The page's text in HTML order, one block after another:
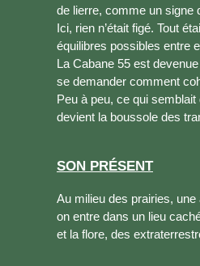
de lierre, comme un signe
Ici, rien n’était figé. Tout
équilibres possibles entre
La Cabane 55 est
se demander comment
Peu à peu, ce qui
devient la boussole des
SON PRÉSENT
Au milieu des prairies,
on entre dans un lieu
et la flore, des